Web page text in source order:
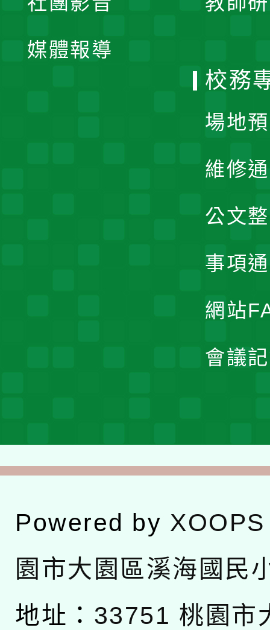
媒體報導
校務
場地
維修
公文
事項
網站
會議
Powered by XOOPS
園市大園區溪海國民
地址： 33751 桃園市